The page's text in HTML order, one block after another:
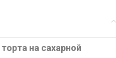
на сахарной